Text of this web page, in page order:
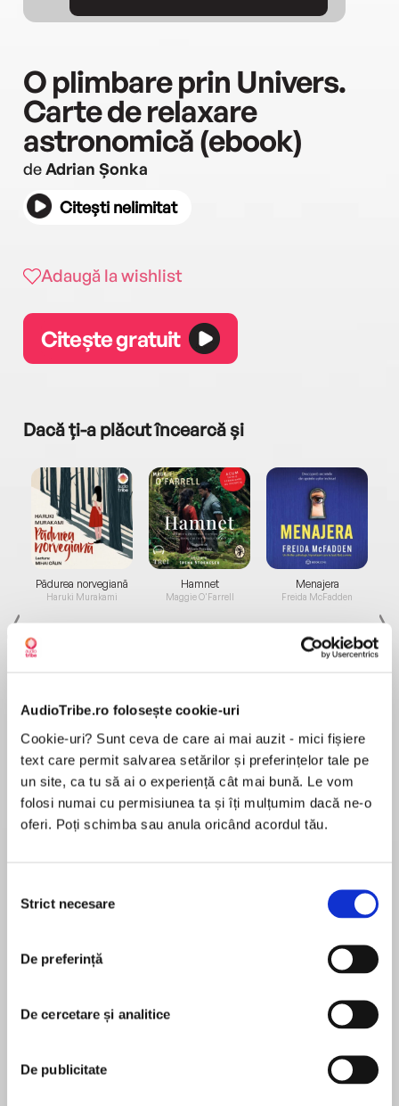
AudioTribe.ro folosește cookie-uri
Cookie-uri? Sunt ceva de care ai mai auzit - mici fișiere
text care permit salvarea setărilor și preferințelor tale pe
un site, ca tu să ai o experiență cât mai bună. Le vom
folosi numai cu permisiunea ta și îți mulțumim dacă ne-o
oferi. Poți schimba sau anula oricând acordul tău.
consimțământului
Strict necesare
De preferință
De cercetare și analitice
De publicitate
O plimbare prin Univers.
Carte de relaxare
astronomică (ebook)
deAdrian Șonka
Citești nelimitat
Adaugă la wishlist
Citește gratuit
Dacă ți-a plăcut încearcă și
Pădurea norvegiană
Haruki Murakami
Elita de Argint (Elita
de...
Dani Francis
Hamnet
Maggie O'Farrell
Diavolul se îmbracă de
la...
Lauren Weisberger
Menajera
Freida McFadden
Migdală
Sohn Won-pyung
toate vârstele la o plimbare de-a lungul și de-a
Veți afla ce presupune cu adevărat o călătorie în
km/h, cum se vede Pământul de pe fereastra
hubloului, cum ar fi viața pe celelalte planete din
În acest moment nu există recenzii